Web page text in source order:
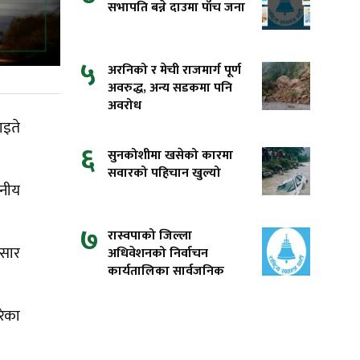
सभापति बन्ने दाउमा पाँच जना
५ अरनिको र मेची राजमार्ग पूर्ण
अवरुद्ध, अन्य सडकमा पनि
अवरोध
६ सुनकोशीमा खसेको कारमा
सवारको पहिचान खुल्यो
७ रास्वपाको जिल्ला
अधिवेशनको निर्वाचन
कार्यतालिका सार्वजनिक